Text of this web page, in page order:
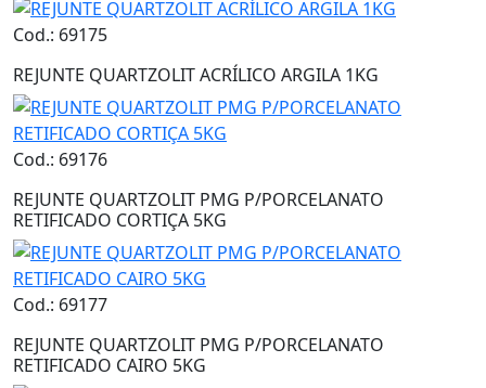
Cod.: 69175
REJUNTE QUARTZOLIT ACRÍLICO ARGILA 1KG
Cod.: 69176
REJUNTE QUARTZOLIT PMG P/PORCELANATO
RETIFICADO CORTIÇA 5KG
Cod.: 69177
REJUNTE QUARTZOLIT PMG P/PORCELANATO
RETIFICADO CAIRO 5KG